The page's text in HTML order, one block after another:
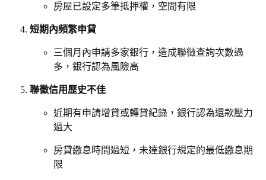
房屋已設定多筆抵押權，空間有限
短期內頻繁申貸
三個月內申請多家銀行，造成聯徵查詢次數過
多，銀行認為風險高
聯徵信用歷史不佳
近期有申請增貸或轉貸紀錄，銀行認為還款壓力
過大
房貸繳息時間過短，未達銀行規定的最低繳息期
限